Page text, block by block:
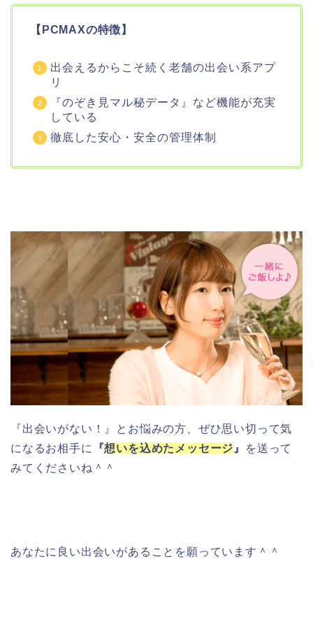
【PCMAXの特徴】
出会えるからこそ続く老舗の出会い系アプ
リ
『のぞき見マル秘データ』など機能が充実
している
徹底した安心・安全の管理体制
『出会いがない！』とお悩みの方、ぜひ思い切って気
になるお相手に
『想いを込めたメッセージ 』
を送って
みてくださいね＾＾
あなたに良い出会いがあることを願っています＾＾